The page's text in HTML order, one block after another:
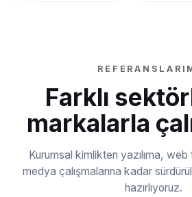
Farklı
markalarla
Kurumsal kimlikten yazılıma,
medya çalışmalarına kadar
hazırlıyoruz.